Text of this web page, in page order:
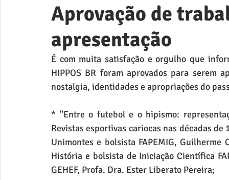
Aprovação de
apresentação
É com muita satisfação e orgulho que
HIPPOS BR foram aprovados para serem
nostalgia, identidades e apropriações do
* "Entre o futebol e o hipismo:
Revistas esportivas cariocas nas décadas
Unimontes e bolsista FAPEMIG,
História e bolsista de Iniciação Científica
GEHEF, Profa. Dra. Ester Liberato Pereira;